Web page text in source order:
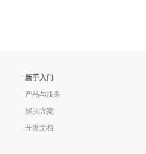
新手入门
产品与服务
解决方案
开发文档